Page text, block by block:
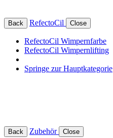
Back RefectoCil Close
RefectoCil Wimpernfarbe
RefectoCil Wimpernlifting
Springe zur Hauptkategorie
Back Zubehör Close